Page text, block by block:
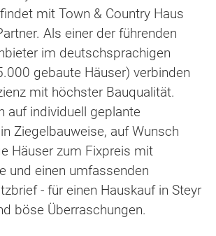
mit Town & Country Haus
Als einer der führenden
im deutschsprachigen
gebaute Häuser) verbinden
mit höchster Bauqualität.
auf individuell geplante
Ziegelbauweise, auf Wunsch
Häuser zum Fixpreis mit
und einen umfassenden
- für einen Hauskauf in Steyr
böse Überraschungen.